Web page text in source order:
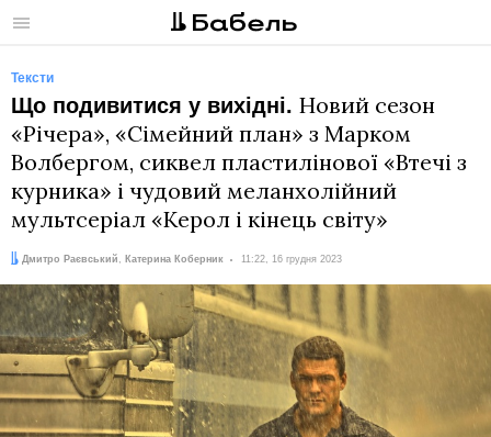
Меню
Тексти
Що подивитися у вихідні. Новий сезон
«Річера», «Сімейний план» з Марком
Волбергом, сиквел пластилінової «Втечі з
курника» і чудовий меланхолійний
мультсеріал «Керол і кінець світу»
Автори:
Дмитро Раєвський , Катерина Коберник
Дата: 11:22, 16 грудня 2023